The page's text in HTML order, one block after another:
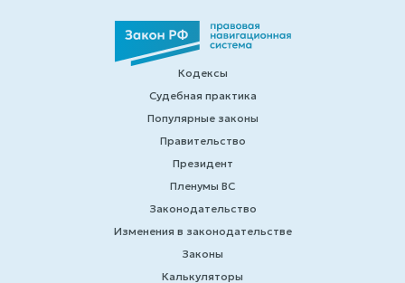
Кодексы
Судебная практика
Популярные законы
Правительство
Президент
Пленумы ВС
Законодательство
Изменения в законодательстве
Законы
Калькуляторы